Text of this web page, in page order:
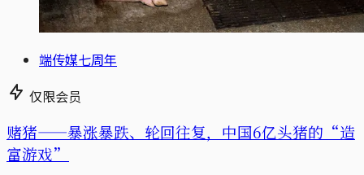
端传媒七周年
仅限会员
赌猪——暴涨暴跌、轮回往复，中国6亿头猪的“造
富游戏”